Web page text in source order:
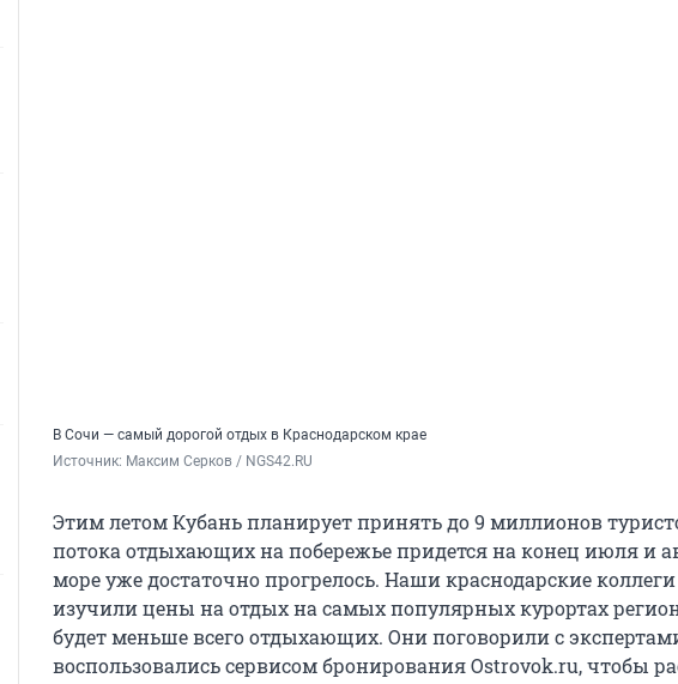
В Сочи — самый дорогой отдых в Краснодарском крае
Источник: Максим Серков / NGS42.RU
Этим летом Кубань планирует принять до 9 миллионов
потока отдыхающих на побережье придется на конец июля и
море уже достаточно прогрелось. Наши краснодарские коллеги
изучили цены на отдых на самых популярных курортах
будет меньше всего отдыхающих. Они поговорили с
воспользовались сервисом бронирования Ostrovok.ru, чтобы